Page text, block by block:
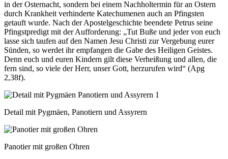
in der Osternacht, sondern bei einem Nachholtermin für an Ostern
durch Krankheit verhinderte Katechumenen auch an Pfingsten
getauft wurde. Nach der Apostelgeschichte beendete Petrus seine
Pfingstpredigt mit der Aufforderung: „Tut Buße und jeder von euch
lasse sich taufen auf den Namen Jesu Christi zur Vergebung eurer
Sünden, so werdet ihr empfangen die Gabe des Heiligen Geistes.
Denn euch und euren Kindern gilt diese Verheißung und allen, die
fern sind, so viele der Herr, unser Gott, herzurufen wird“ (Apg
2,38f).
Detail mit Pygmäen, Panotiern und Assyrern
Panotier mit großen Ohren